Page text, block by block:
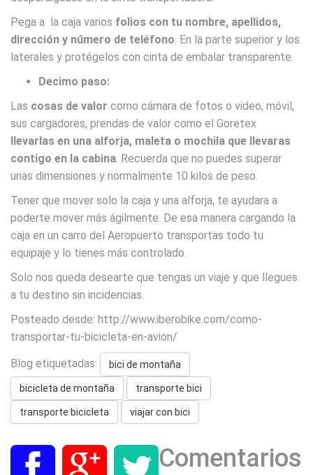
Pega a la caja varios folios con tu nombre, apellidos,
dirección y número de teléfono. En la parte superior y los
laterales y protégelos con cinta de embalar transparente.
Decimo paso:
Las cosas de valor como cámara de fotos o video, móvil,
sus cargadores, prendas de valor como el Goretex
llevarlas en una alforja, maleta o mochila que llevaras
contigo en la cabina. Recuerda que no puedes superar
unas dimensiones y normalmente 10 kilos de peso.
Tener que mover solo la caja y una alforja, te ayudara a
poderte mover más ágilmente. De esa manera cargando la
caja en un carro del Aeropuerto transportas todo tu
equipaje y lo tienes más controlado.
Solo nos queda desearte que tengas un viaje y que llegues
a tu destino sin incidencias.
Posteado desde: http://www.iberobike.com/como-
transportar-tu-bicicleta-en-avion/
Blog etiquetadas: bici de montaña
bicicleta de montaña transporte bici
transporte bicicleta viajar con bici
Comentarios